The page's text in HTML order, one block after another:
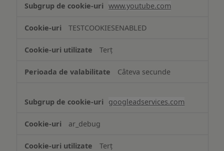
www.youtube.com
TESTCOOKIESENABLED
Terț
Câteva secunde
googleadservices.com
ar_debug
Terț